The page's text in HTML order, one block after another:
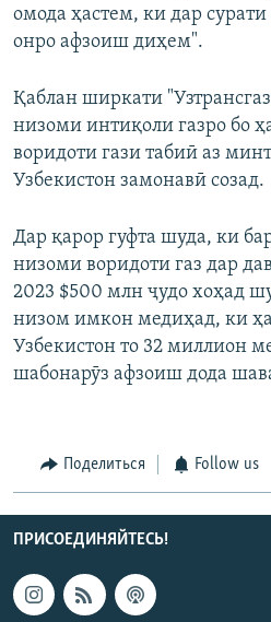
омода ҳастем, ки дар
онро афзоиш диҳем".
Қаблан ширкати
низоми интиқоли газро бо
воридоти гази табиӣ аз
Узбекистон замонавӣ созад.
Дар қарор гуфта шуда, ки
низоми воридоти газ дар
2023 $500 млн ҷудо хоҳад
низом имкон медиҳад, ки
Узбекистон то 32 миллион
шабонарӯз афзоиш дода
Поделиться Follow us
ПРИСОЕДИНЯЙТЕСЬ!